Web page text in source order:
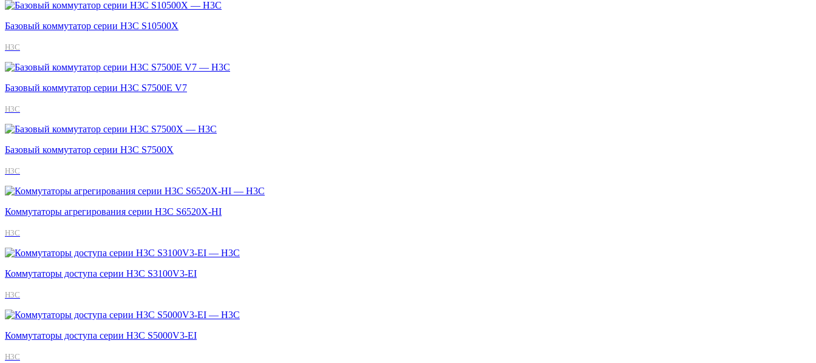
Базовый коммутатор серии H3C S10500X
H3C
Базовый коммутатор серии H3C S7500E V7
H3C
Базовый коммутатор серии H3C S7500X
H3C
Коммутаторы агрегирования серии H3C S6520X-HI
H3C
Коммутаторы доступа серии H3C S3100V3-EI
H3C
Коммутаторы доступа серии H3C S5000V3-EI
H3C